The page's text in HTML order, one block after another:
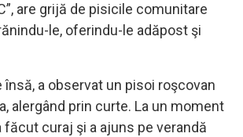
are grijă de pisicile comunitare
le, oferindu-le adăpost şi
însă, a observat un pisoi roşcovan
alergând prin curte. La un moment
făcut curaj şi a ajuns pe verandă